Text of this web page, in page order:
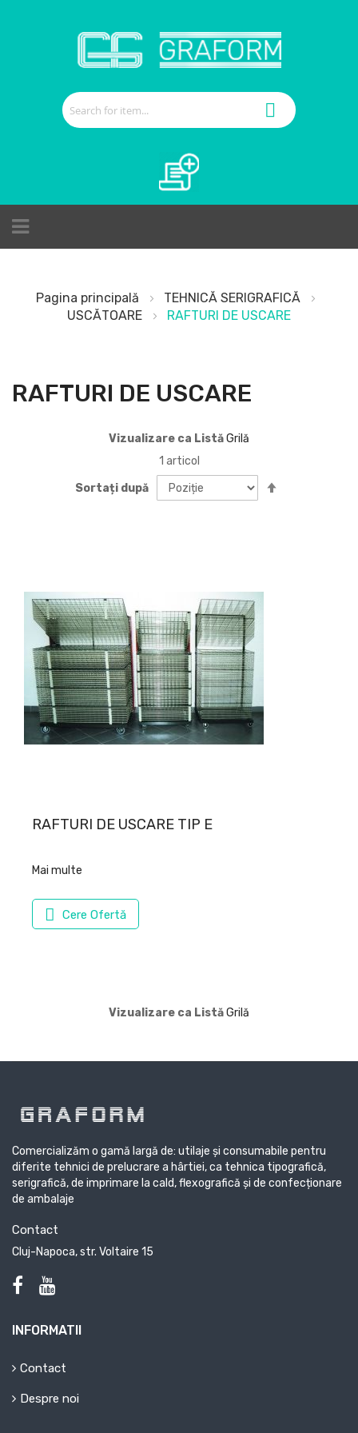
Cerere de ofertă
Pagina principală
TEHNICĂ SERIGRAFICĂ
USCĂTOARE
RAFTURI DE USCARE
RAFTURI DE USCARE
Vizualizare ca ListăGrilă
1 articol
Sortați după
RAFTURI DE USCARE TIP E
Mai multe
Cere Ofertă
Vizualizare ca ListăGrilă
Comercializăm o gamă largă de: utilaje și consumabile pentru
diferite tehnici de prelucrare a hârtiei, ca tehnica tipografică,
serigrafică, de imprimare la cald, flexografică și de confecționare
de ambalaje
Contact
Cluj-Napoca, str. Voltaire 15
INFORMATII
Contact
Despre noi